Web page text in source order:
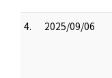
4. 2025/09/06